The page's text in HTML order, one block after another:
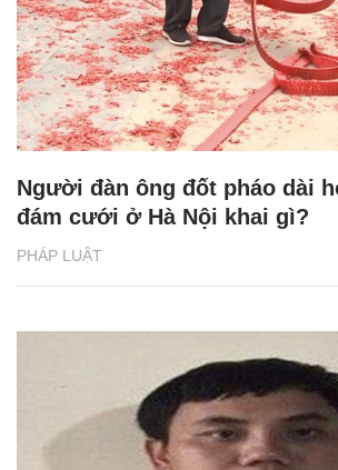
PHÁP LUẬT
Người đàn ông đốt pháo dài
đám cưới ở Hà Nội khai gì?